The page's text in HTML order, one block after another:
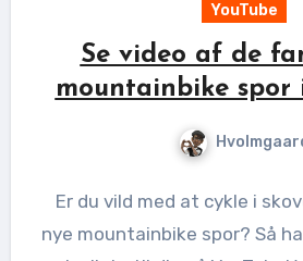
YouTube
Se video af de
mountainbike spor
Er du vild med at cykle i
nye mountainbike spor? Så